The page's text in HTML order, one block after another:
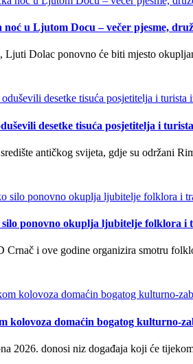
noć u Ljutom Docu – večer pjesme,
Ljuti Dolac ponovno će biti mjesto
desetke tisuća posjetitelja i
antičkog svijeta, gdje su održani
ponovno okuplja ljubitelje folklora i
i ove godine organizira smotru
kolovoza domaćin bogatog kulturno-
2026. donosi niz događaja koji će